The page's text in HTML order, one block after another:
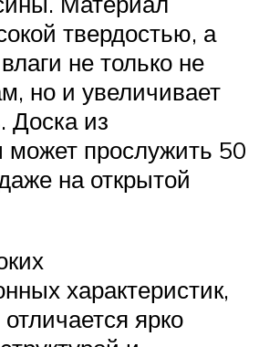
твердостью, а
не только не
но и увеличивает
Доска из
может прослужить 50
на открытой
характеристик,
ярко